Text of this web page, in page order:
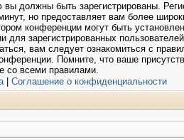
должны быть зарегистрированы.
но предоставляет вам более
конференции могут быть
для зарегистрированных
вам следует ознакомиться с
Помните, что ваше
со всеми правилами.
| Соглашение о конфиденциальности